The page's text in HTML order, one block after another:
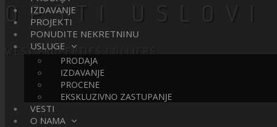
IZDAVANJE
PROJEKTI
PONUDITE NEKRETNINU
USLUGE
PRODAJA
IZDAVANJE
PROCENE
EKSKLUZIVNO ZASTUPANJE
VESTI
O NAMA
OPŠTI USLOVI
WEST PROPERTIES COLLIERS